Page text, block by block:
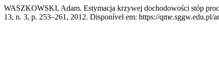
WASZKOWSKI, Adam. Estymacja krzywej dochodowości stóp
13, n. 3, p. 253–261, 2012. Disponível em: https://qme.sggw.edu.pl/